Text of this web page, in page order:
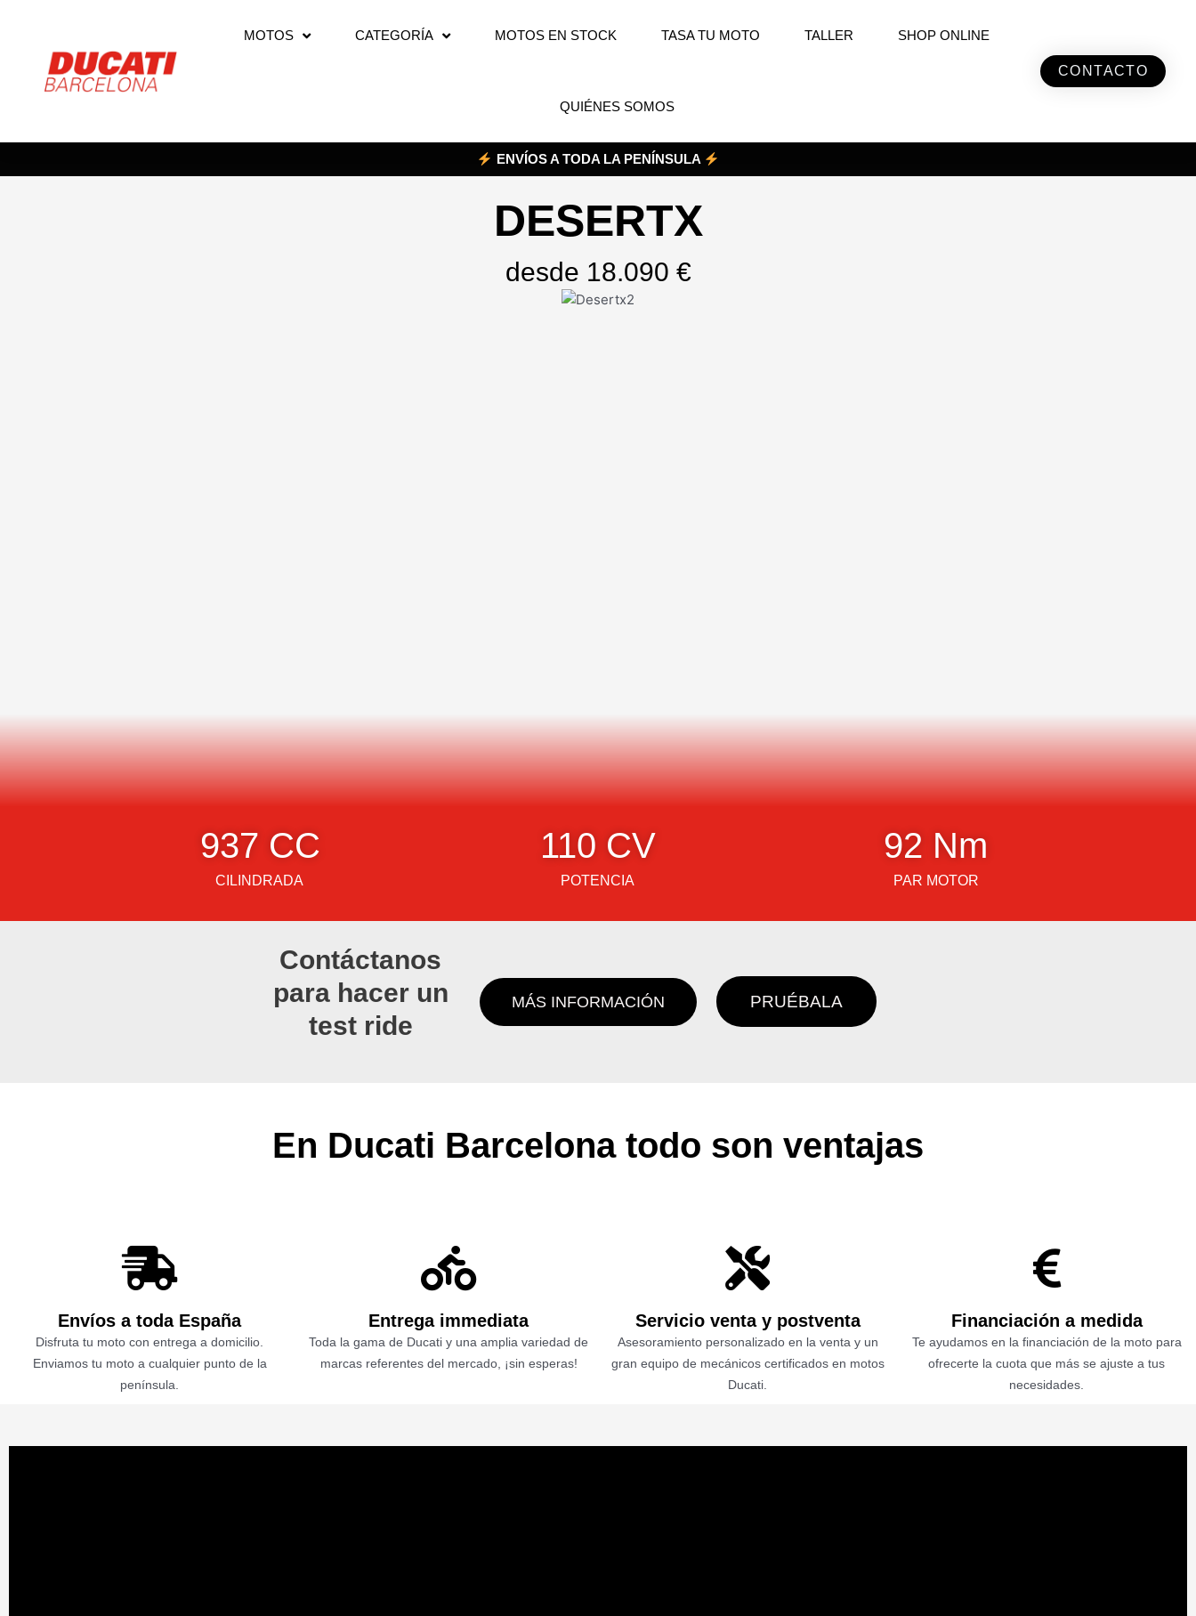
contenido
MOTOS CATEGORÍA MOTOS EN STOCK TASA TU MOTO TALLER SHOP ONLINE
QUIÉNES SOMOS
CONTACTO
ENVÍOS A TODA LA PENÍNSULA
DESERTX
desde 18.090 €
937 CC
CILINDRADA
110 CV
POTENCIA
92 Nm
PAR MOTOR
Contáctanos
para hacer un
test ride
MÁS INFORMACIÓN PRUÉBALA
En Ducati Barcelona todo son ventajas
Envíos a toda España
Disfruta tu moto con entrega a domicilio.
Enviamos tu moto a cualquier punto de la
península.
Entrega immediata
Toda la gama de Ducati y una amplia variedad de
marcas referentes del mercado, ¡sin esperas!
Servicio venta y postventa
Asesoramiento personalizado en la venta y un
gran equipo de mecánicos certificados en motos
Ducati.
Financiación a medida
Te ayudamos en la financiación de la moto para
ofrecerte la cuota que más se ajuste a tus
necesidades.